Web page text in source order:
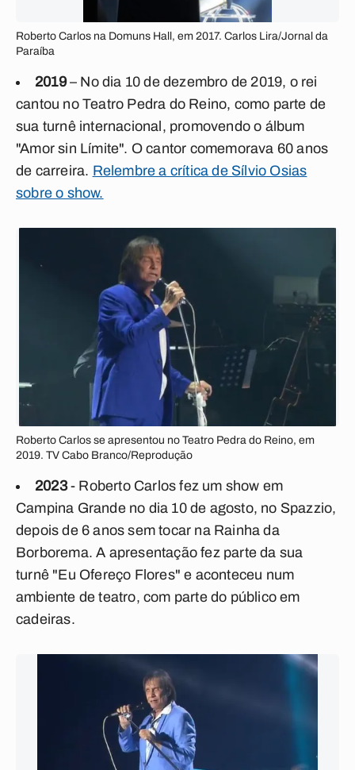
Roberto Carlos na Domuns Hall, em 2017. Carlos Lira/Jornal da
Paraíba
2019– No dia 10 de dezembro de 2019, o rei
cantou no Teatro Pedra do Reino, como parte de
sua turnê internacional, promovendo o álbum
"Amor sin Límite". O cantor comemorava 60 anos
de carreira. Relembre a crítica de Sílvio Osias
sobre o show.
Roberto Carlos se apresentou no Teatro Pedra do Reino, em
2019. TV Cabo Branco/Reprodução
2023- Roberto Carlos fez um show em
Campina Grande no dia 10 de agosto, no Spazzio,
depois de 6 anos sem tocar na Rainha da
Borborema. A apresentação fez parte da sua
turnê "Eu Ofereço Flores" e aconteceu num
ambiente de teatro, com parte do público em
cadeiras.